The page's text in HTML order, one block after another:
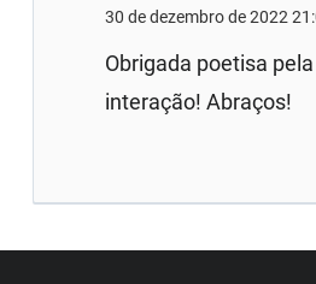
30 de dezembro de 2022
Obrigada poetisa
interação! Abraços!